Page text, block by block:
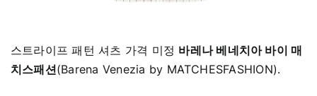
스트라이프 패턴 셔츠 가격 미정 바레나 베네치아 바이 매
치스패션(Barena Venezia by MATCHESFASHION).